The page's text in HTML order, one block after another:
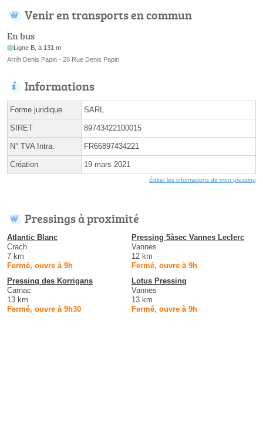
Venir en transports en commun
En bus
Ligne B, à 131 m
Arrêt Denis Papin - 28 Rue Denis Papin
Informations
Forme juridique SARL
SIRET 89743422100015
N° TVA Intra. FR66897434221
Création 19 mars 2021
Éditer les informations de mon pressing
Pressings à proximité
Atlantic Blanc
Crach
7 km
Fermé, ouvre à 9h
Pressing 5àsec Vannes Leclerc
Vannes
12 km
Fermé, ouvre à 9h
Pressing des Korrigans
Carnac
13 km
Fermé, ouvre à 9h30
Lotus Pressing
Vannes
13 km
Fermé, ouvre à 9h